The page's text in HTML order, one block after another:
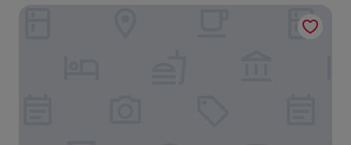
Bewertungen)